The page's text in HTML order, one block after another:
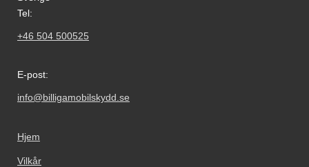
Tel:
+46 504 500525
E-post:
info@billigamobilskydd.se
Hjem
Vilkår